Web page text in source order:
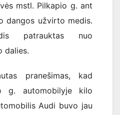
mstl. Pilkapio g. ant
dangos užvirto medis.
patrauktas nuo
dalies.
pranešimas, kad
g. automobilyje kilo
Audi buvo jau